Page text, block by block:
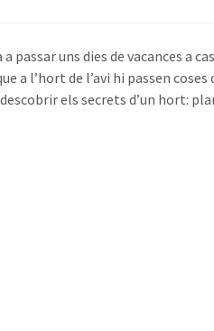
a passar uns dies de vacances a
a l’hort de l’avi hi passen
els secrets d’un hort: